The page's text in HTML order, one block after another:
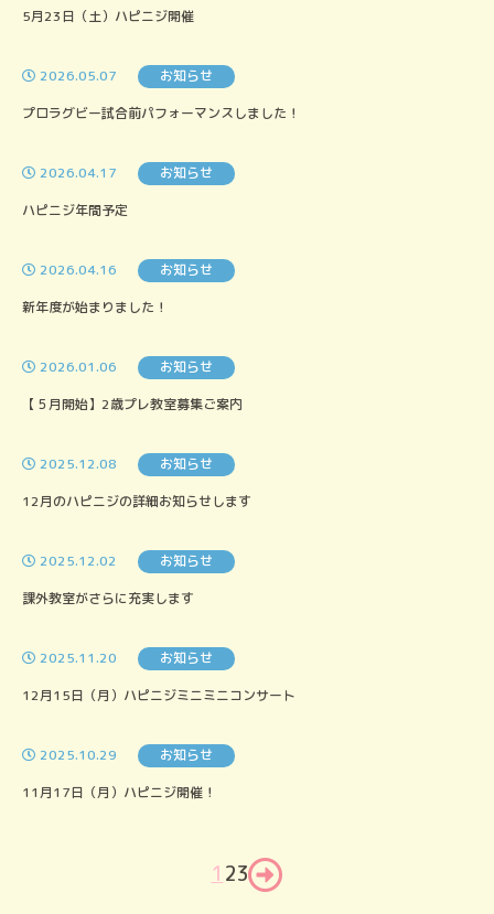
5月23日（土）ハピニジ開催
2026.05.07
お知らせ
プロラグビー試合前パフォーマンスしました！
2026.04.17
お知らせ
ハピニジ年間予定
2026.04.16
お知らせ
新年度が始まりました！
2026.01.06
お知らせ
【５月開始】2歳プレ教室募集ご案内
2025.12.08
お知らせ
12月のハピニジの詳細お知らせします
2025.12.02
お知らせ
課外教室がさらに充実します
2025.11.20
お知らせ
12月15日（月）ハピニジミニミニコンサート
2025.10.29
お知らせ
11月17日（月）ハピニジ開催！
1 23